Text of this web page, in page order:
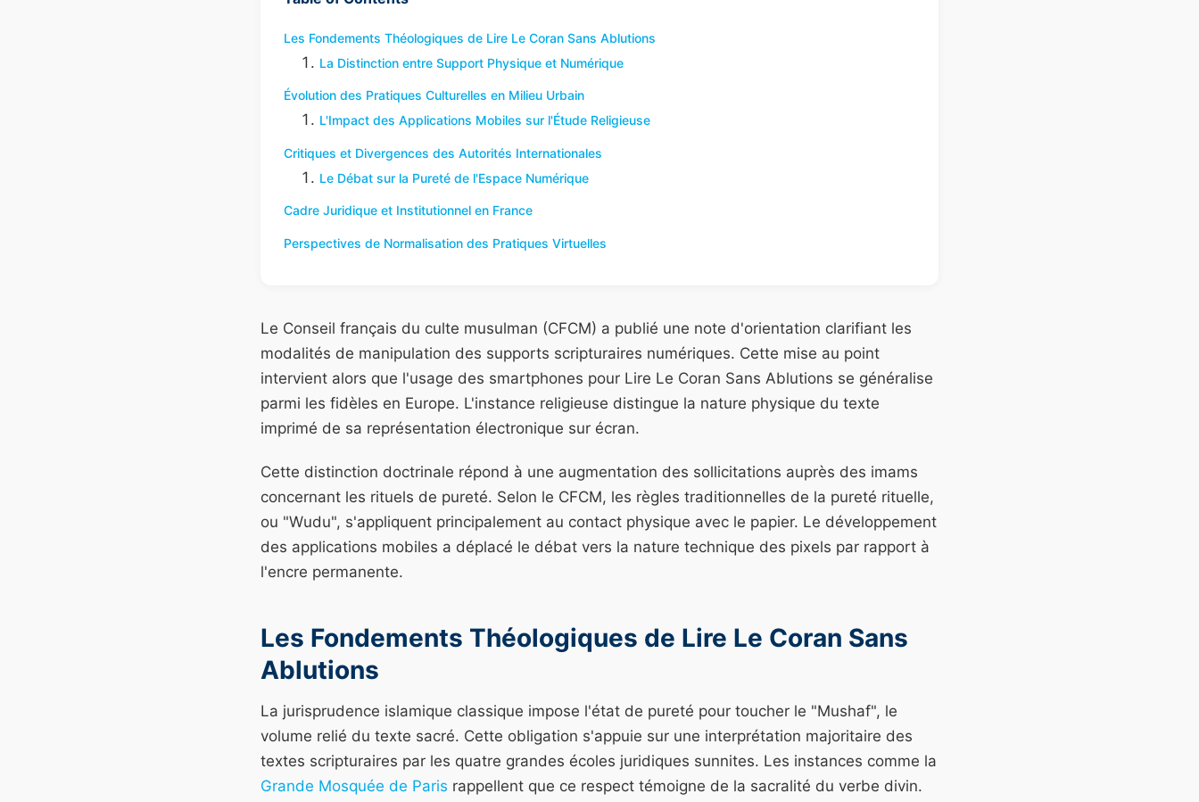
Les Fondements Théologiques de Lire Le Coran Sans Ablutions
La Distinction entre Support Physique et Numérique
Évolution des Pratiques Culturelles en Milieu Urbain
L'Impact des Applications Mobiles sur l'Étude Religieuse
Critiques et Divergences des Autorités Internationales
Le Débat sur la Pureté de l'Espace Numérique
Cadre Juridique et Institutionnel en France
Perspectives de Normalisation des Pratiques Virtuelles
Le Conseil français du culte musulman (CFCM) a publié une note d'orientation clarifiant les
modalités de manipulation des supports scripturaires numériques. Cette mise au point
intervient alors que l'usage des smartphones pour Lire Le Coran Sans Ablutions se généralise
parmi les fidèles en Europe. L'instance religieuse distingue la nature physique du texte
imprimé de sa représentation électronique sur écran.
Cette distinction doctrinale répond à une augmentation des sollicitations auprès des imams
concernant les rituels de pureté. Selon le CFCM, les règles traditionnelles de la pureté rituelle,
ou "Wudu", s'appliquent principalement au contact physique avec le papier. Le développement
des applications mobiles a déplacé le débat vers la nature technique des pixels par rapport à
l'encre permanente.
Les Fondements Théologiques de Lire Le Coran Sans
Ablutions
La jurisprudence islamique classique impose l'état de pureté pour toucher le "Mushaf", le
volume relié du texte sacré. Cette obligation s'appuie sur une interprétation majoritaire des
textes scripturaires par les quatre grandes écoles juridiques sunnites. Les instances comme la
Grande Mosquée de Paris rappellent que ce respect témoigne de la sacralité du verbe divin.